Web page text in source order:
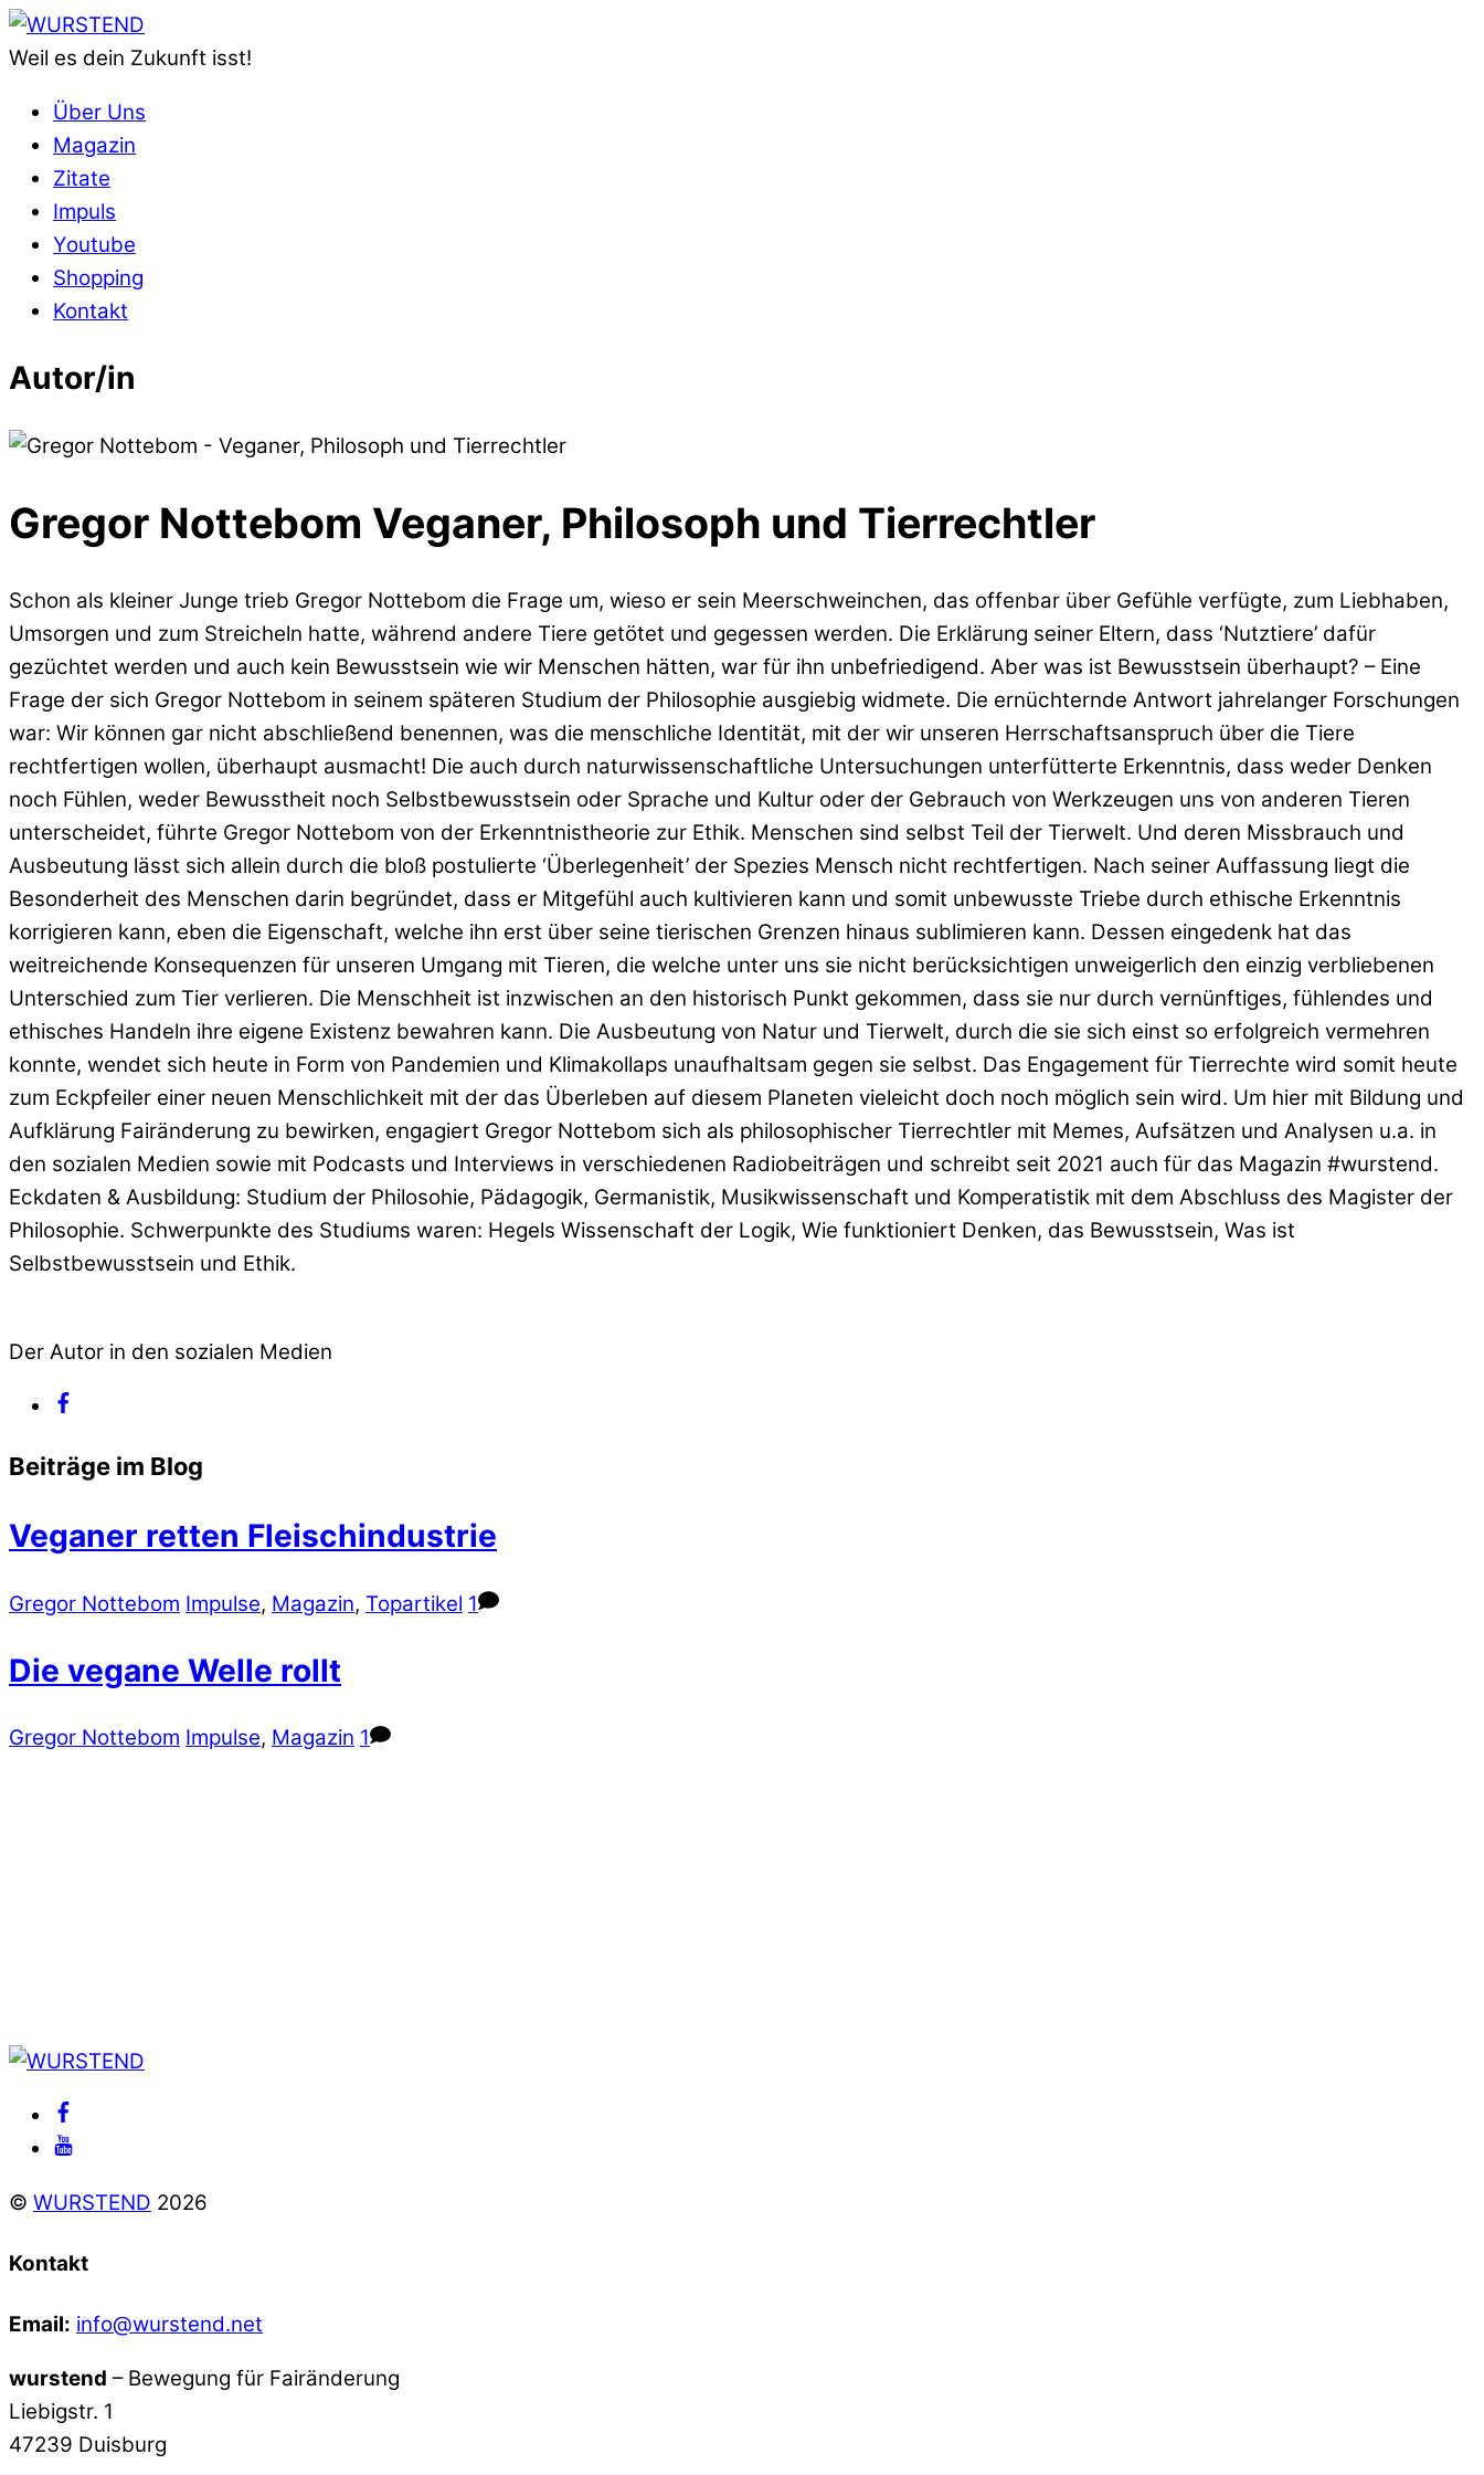
Skip
to
Menu
Weil es dein Zukunft isst!
Über Uns
Magazin
Zitate
Impuls
Youtube
Shopping
Kontakt
Close
Menu
Autor/in
Gregor Nottebom Veganer, Philosoph und Tierrechtler
Schon als kleiner Junge trieb Gregor Nottebom die Frage um, wieso er sein Meerschweinchen, das offenbar über Gefühle verfügte, zum Liebhaben,
Umsorgen und zum Streicheln hatte, während andere Tiere getötet und gegessen werden. Die Erklärung seiner Eltern, dass ‘Nutztiere’ dafür
gezüchtet werden und auch kein Bewusstsein wie wir Menschen hätten, war für ihn unbefriedigend. Aber was ist Bewusstsein überhaupt? – Eine
Frage der sich Gregor Nottebom in seinem späteren Studium der Philosophie ausgiebig widmete. Die ernüchternde Antwort jahrelanger Forschungen
war: Wir können gar nicht abschließend benennen, was die menschliche Identität, mit der wir unseren Herrschaftsanspruch über die Tiere
rechtfertigen wollen, überhaupt ausmacht! Die auch durch naturwissenschaftliche Untersuchungen unterfütterte Erkenntnis, dass weder Denken
noch Fühlen, weder Bewusstheit noch Selbstbewusstsein oder Sprache und Kultur oder der Gebrauch von Werkzeugen uns von anderen Tieren
unterscheidet, führte Gregor Nottebom von der Erkenntnistheorie zur Ethik. Menschen sind selbst Teil der Tierwelt. Und deren Missbrauch und
Ausbeutung lässt sich allein durch die bloß postulierte ‘Überlegenheit’ der Spezies Mensch nicht rechtfertigen. Nach seiner Auffassung liegt die
Besonderheit des Menschen darin begründet, dass er Mitgefühl auch kultivieren kann und somit unbewusste Triebe durch ethische Erkenntnis
korrigieren kann, eben die Eigenschaft, welche ihn erst über seine tierischen Grenzen hinaus sublimieren kann. Dessen eingedenk hat das
weitreichende Konsequenzen für unseren Umgang mit Tieren, die welche unter uns sie nicht berücksichtigen unweigerlich den einzig verbliebenen
Unterschied zum Tier verlieren. Die Menschheit ist inzwischen an den historisch Punkt gekommen, dass sie nur durch vernünftiges, fühlendes und
ethisches Handeln ihre eigene Existenz bewahren kann. Die Ausbeutung von Natur und Tierwelt, durch die sie sich einst so erfolgreich vermehren
konnte, wendet sich heute in Form von Pandemien und Klimakollaps unaufhaltsam gegen sie selbst. Das Engagement für Tierrechte wird somit heute
zum Eckpfeiler einer neuen Menschlichkeit mit der das Überleben auf diesem Planeten vieleicht doch noch möglich sein wird. Um hier mit Bildung und
Aufklärung Fairänderung zu bewirken, engagiert Gregor Nottebom sich als philosophischer Tierrechtler mit Memes, Aufsätzen und Analysen u.a. in
den sozialen Medien sowie mit Podcasts und Interviews in verschiedenen Radiobeiträgen und schreibt seit 2021 auch für das Magazin #wurstend.
Eckdaten & Ausbildung: Studium der Philosohie, Pädagogik, Germanistik, Musikwissenschaft und Komperatistik mit dem Abschluss des Magister der
Philosophie. Schwerpunkte des Studiums waren: Hegels Wissenschaft der Logik, Wie funktioniert Denken, das Bewusstsein, Was ist
Selbstbewusstsein und Ethik.
Der Autor in den sozialen Medien
Beiträge im Blog
Veganer retten Fleischindustrie
Gregor Nottebom Impulse, Magazin, Topartikel 1
Die vegane Welle rollt
Gregor Nottebom Impulse, Magazin 1
Back
Top
© WURSTEND 2026
Kontakt
Email: info@wurstend.net
wurstend – Bewegung für Fairänderung
Liebigstr. 1
47239 Duisburg